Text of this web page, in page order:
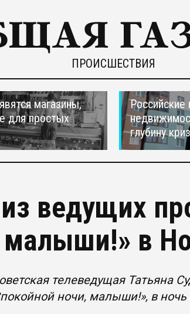
ПРОИСШЕСТВИЯ
магазины,
для простых
Российские
глубину
ведущих
малыши!» в
телеведущая Татьяна
ночи, малыши!», в